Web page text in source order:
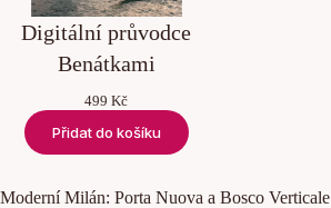
Digitální průvodce
Benátkami
499Kč
Přidat do košíku
Moderní Milán: Porta Nuova a Bosco Verticale